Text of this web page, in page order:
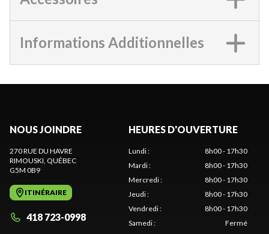
Informations Additionnelles
NOUS JOINDRE
270 RUE DU HAVRE
RIMOUSKI, QUÉBEC
G5M 0B9
ITINÉRAIRE
418 723-0998
HEURES D'OUVERTURE
Lundi:
8h00 - 17h30
Mardi:
8h00 - 17h30
Mercredi:
8h00 - 17h30
Jeudi:
8h00 - 17h30
Vendredi:
8h00 - 17h30
Samedi:
Fermé